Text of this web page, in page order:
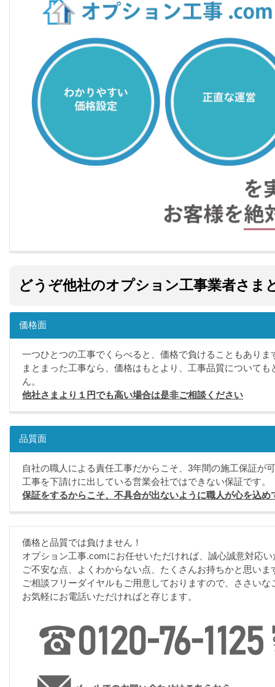
どうぞ他社のオプション工事業者さま
価格面
一つひとつの工事でくらべると、価格で負けることもありま
まとまった工事なら、価格はもとより、工事品質について
ん。
他社さまより１円でも高い場合は是非ご相談ください
品質面
自社の職人による責任工事だからこそ、3年間の施工保証が
工事を下請けに出している営業会社ではできない保証です。
保証をするからこそ、不具合が出ないように職人が心を込め
価格と品質では負けません！
オプション工事.comにお任せいただければ、誠心誠意対応
ご不安な点、よくわからない点、たくさんお持ちかと思いま
ご相談フリーダイヤルもご用意しておりますので、ささい
お気軽にお電話いただければと存じます。